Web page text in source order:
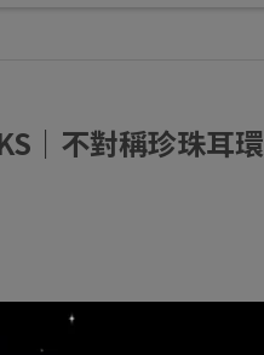
｜不對稱珍珠耳環